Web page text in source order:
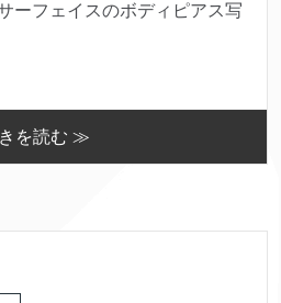
ーフェイスのボディピアス写
を読む ≫